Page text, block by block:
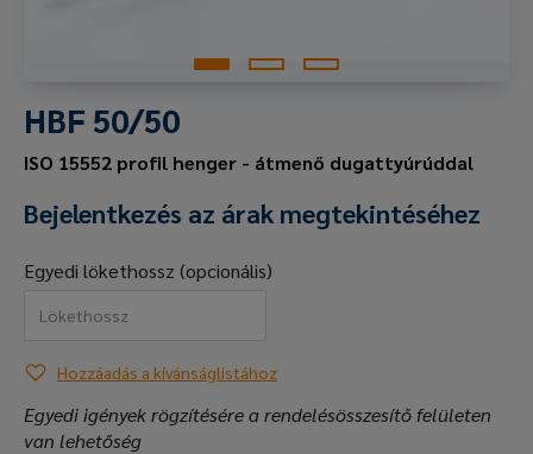
HBF 50/50
ISO 15552 profil henger - átmenő dugattyúrúddal
Bejelentkezés az árak megtekintéséhez
Egyedi lökethossz (opcionális)
Hozzáadás a kívánságlistához
Egyedi igények rögzítésére a rendelésösszesítő felületen
van lehetőség